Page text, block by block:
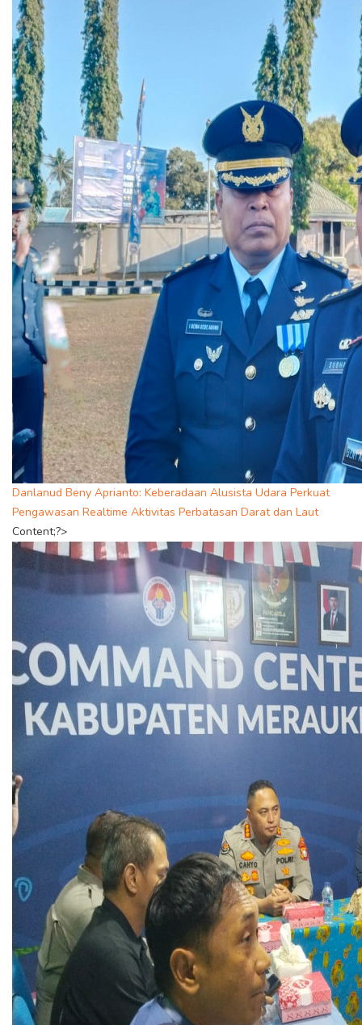
Danlanud Beny Aprianto: Keberadaan Alusista Udara Perkuat
Pengawasan Realtime Aktivitas Perbatasan Darat dan Laut
Content;?>